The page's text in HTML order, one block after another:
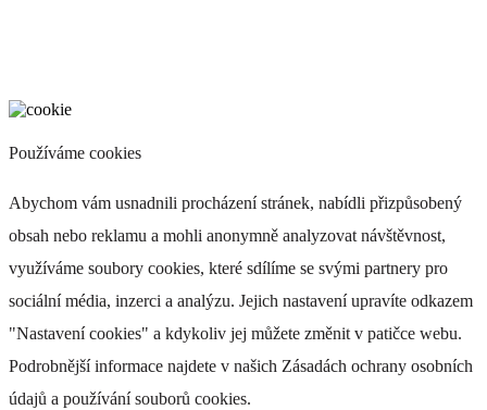
Používáme cookies
Abychom vám usnadnili procházení stránek, nabídli přizpůsobený
obsah nebo reklamu a mohli anonymně analyzovat návštěvnost,
využíváme soubory cookies, které sdílíme se svými partnery pro
sociální média, inzerci a analýzu. Jejich nastavení upravíte odkazem
"Nastavení cookies" a kdykoliv jej můžete změnit v patičce webu.
Podrobnější informace najdete v našich Zásadách ochrany osobních
údajů a používání souborů cookies.